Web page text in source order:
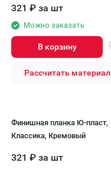
321 ₽ за шт
Можно заказать
В корзину
Рассчитать материал
Финишная планка Ю-пласт,
Классика, Кремовый
321 ₽ за шт